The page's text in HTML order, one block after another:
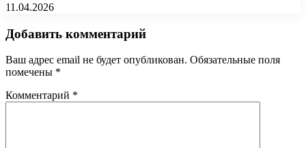
11.04.2026
Добавить комментарий
Ваш адрес email не будет опубликован. Обязательные поля
помечены *
Комментарий *